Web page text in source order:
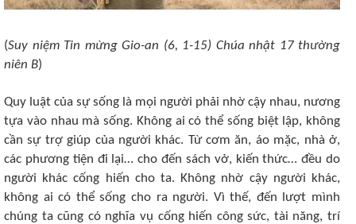
(Suy niệm Tin mừng Gio-an (6, 1-15) Chúa nhật 17 thường
niên B)
Quy luật của sự sống là mọi người phải nhờ cậy nhau, nương
tựa vào nhau mà sống. Không ai có thể sống biệt lập, không
cần sự trợ giúp của người khác. Từ cơm ăn, áo mặc, nhà ở,
các phương tiện đi lại… cho đến sách vở, kiến thức… đều do
người khác cống hiến cho ta. Không nhờ cậy người khác,
không ai có thể sống cho ra người. Vì thế, đến lượt mình
chúng ta cũng có nghĩa vụ cống hiến công sức, tài năng, trí